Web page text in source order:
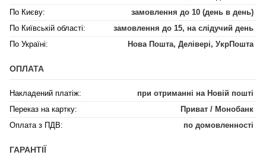
По Києву:
замовлення до 10 (день в день)
По Київській області:
замовлення до 15, на слідучий день
По Україні:
Нова Пошта, Делівері, УкрПошта
ОПЛАТА
Накладений платіж:
при отриманні на Новій пошті
Переказ на картку:
Приват / Монобанк
Оплата з ПДВ:
по домовленності
ГАРАНТІЇ